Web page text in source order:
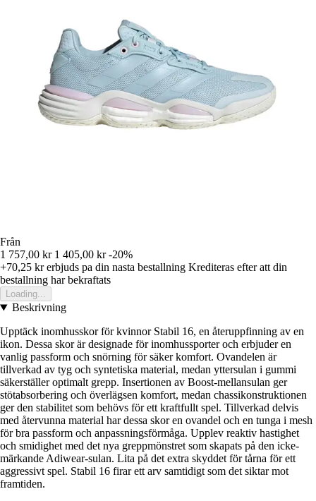
Från
1 757,00 kr 1 405,00 kr -20%
+70,25 krerbjuds pa din nasta bestallning Krediteras efter att din
bestallning har bekraftats
Loading...
Beskrivning
Upptäck inomhusskor för kvinnor Stabil 16, en återuppfinning av en
ikon. Dessa skor är designade för inomhussporter och erbjuder en
vanlig passform och snörning för säker komfort. Ovandelen är
tillverkad av tyg och syntetiska material, medan yttersulan i gummi
säkerställer optimalt grepp. Insertionen av Boost-mellansulan ger
stötabsorbering och överlägsen komfort, medan chassikonstruktionen
ger den stabilitet som behövs för ett kraftfullt spel. Tillverkad delvis
med återvunna material har dessa skor en ovandel och en tunga i mesh
för bra passform och anpassningsförmåga. Upplev reaktiv hastighet
och smidighet med det nya greppmönstret som skapats på den icke-
märkande Adiwear-sulan. Lita på det extra skyddet för tårna för ett
aggressivt spel. Stabil 16 firar ett arv samtidigt som det siktar mot
framtiden.